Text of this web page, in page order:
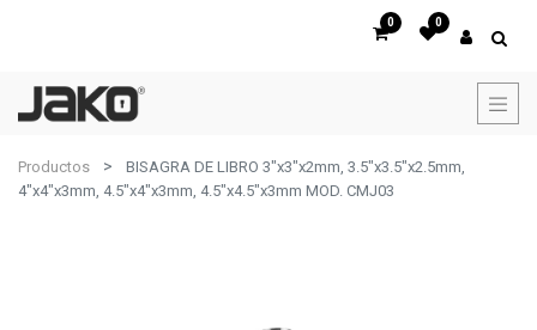
0 0
Productos
BISAGRA DE LIBRO 3"x3"x2mm, 3.5"x3.5"x2.5mm,
4"x4"x3mm, 4.5"x4"x3mm, 4.5"x4.5"x3mm MOD. CMJ03